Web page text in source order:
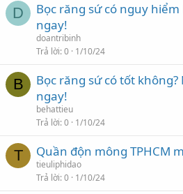
D
Bọc răng sứ có nguy
ngay!
doantribinh
Trả lời 0 1/10/24
B
Bọc răng sứ có tốt
ngay!
behattieu
Trả lời 0 1/10/24
T Quần độn mông TPHCM
tieuliphidao
Trả lời 0 1/10/24